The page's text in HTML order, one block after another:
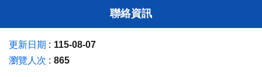
聯絡資訊
更新日期
115-08-07
瀏覽人次
865